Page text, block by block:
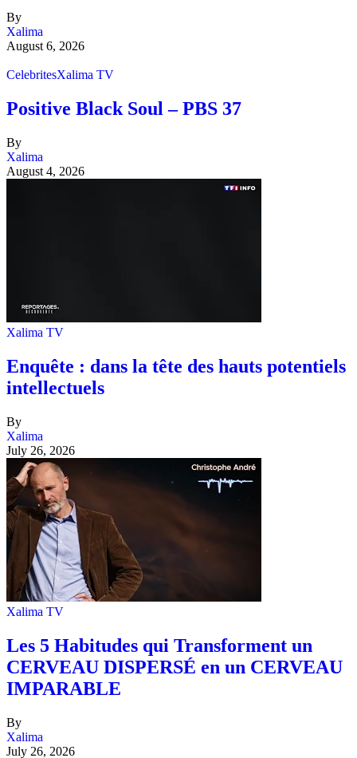
By
Xalima
August 6, 2026
CelebritesXalima TV
Positive Black Soul – PBS 37
By
Xalima
August 4, 2026
Xalima TV
Enquête : dans la tête des hauts potentiels
intellectuels
By
Xalima
July 26, 2026
Xalima TV
Les 5 Habitudes qui Transforment un
CERVEAU DISPERSÉ en un CERVEAU
IMPARABLE
By
Xalima
July 26, 2026